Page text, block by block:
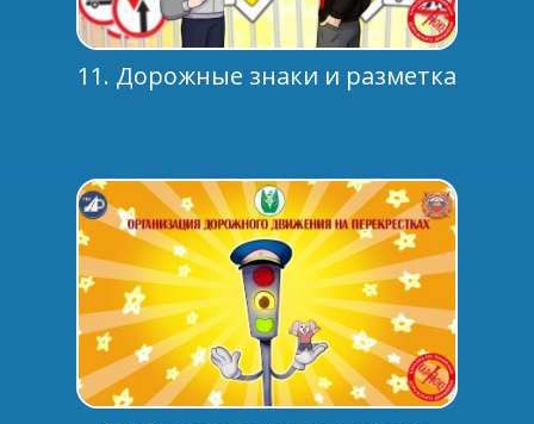
11. Дорожные знаки и разметка